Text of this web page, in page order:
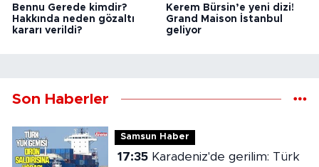
Bennu Gerede kimdir?
Hakkında neden gözaltı
kararı verildi?
Kerem Bürsin’e yeni dizi!
Grand Maison İstanbul
geliyor
Son Haberler
Samsun Haber
17:35Karadeniz'de gerilim: Türk